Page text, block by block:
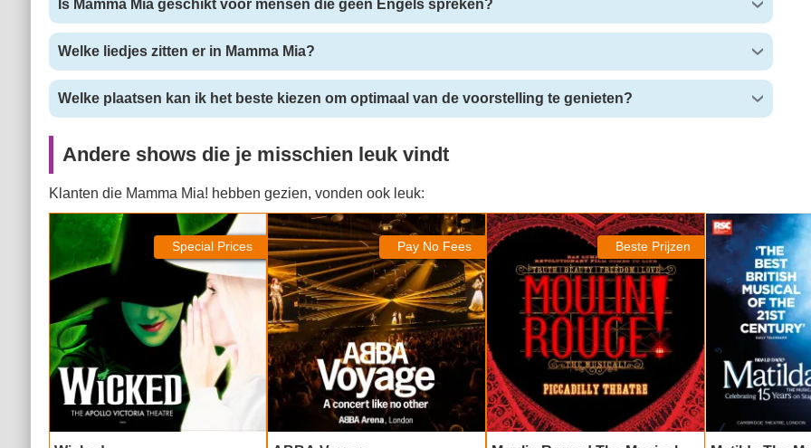
Is Mamma Mia geschikt voor mensen die geen Engels spreken?
Welke liedjes zitten er in Mamma Mia?
Welke plaatsen kan ik het beste kiezen om optimaal van de voorstelling te genieten?
Andere shows die je misschien leuk vindt
Klanten die Mamma Mia! hebben gezien, vonden ook leuk:
Special Prices
Wicked
Pay No Fees
ABBA Voyage
Beste Prijzen
Moulin Rouge! The Musical Matilda The